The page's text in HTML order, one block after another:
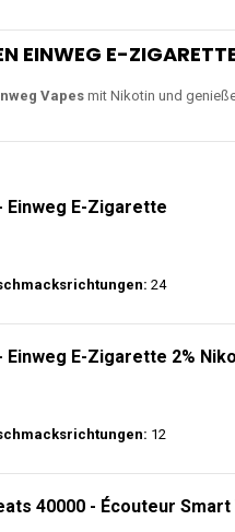
EINWEG E-
Vapes mit Nikotin und
Einweg E-Zigarette
24
Einweg E-Zigarette 2%
12
40000 - Écouteur